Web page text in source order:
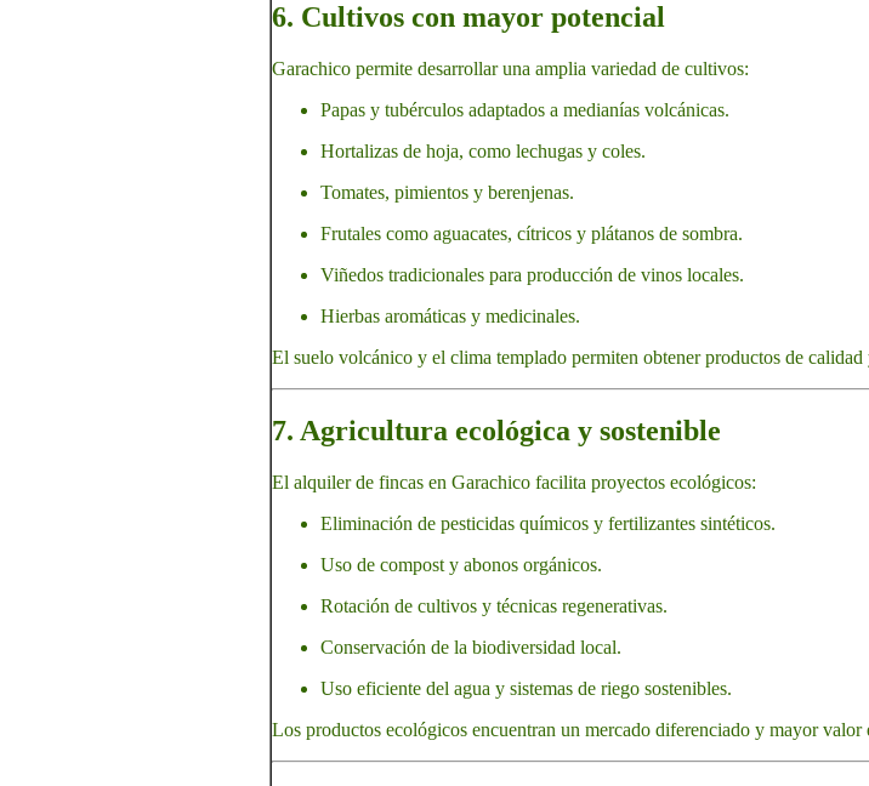
6. Cultivos con mayor potencial
Garachico permite desarrollar una amplia variedad de cultivos:
Papas y tubérculos adaptados a medianías volcánicas.
Hortalizas de hoja, como lechugas y coles.
Tomates, pimientos y berenjenas.
Frutales como aguacates, cítricos y plátanos de sombra.
Viñedos tradicionales para producción de vinos locales.
Hierbas aromáticas y medicinales.
El suelo volcánico y el clima templado permiten obtener productos de calidad
7. Agricultura ecológica y sostenible
El alquiler de fincas en Garachico facilita proyectos ecológicos:
Eliminación de pesticidas químicos y fertilizantes sintéticos.
Uso de compost y abonos orgánicos.
Rotación de cultivos y técnicas regenerativas.
Conservación de la biodiversidad local.
Uso eficiente del agua y sistemas de riego sostenibles.
Los productos ecológicos encuentran un mercado diferenciado y mayor valor